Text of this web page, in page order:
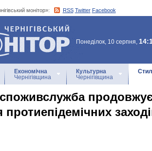
монітор»: RSS Twitter Facebook
монітор»
Понеділок, 10 серпня,
Економічна
Чернігівщина
Культурна
Чернігівщина